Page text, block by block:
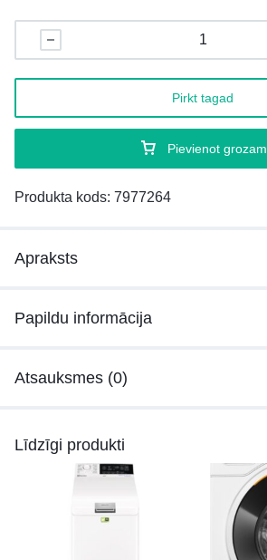
Pievienot grozam
Pirkt tagad
Produkta kods: 7977264
Apraksts
Papildu informācija
Atsauksmes (0)
Līdzīgi produkti